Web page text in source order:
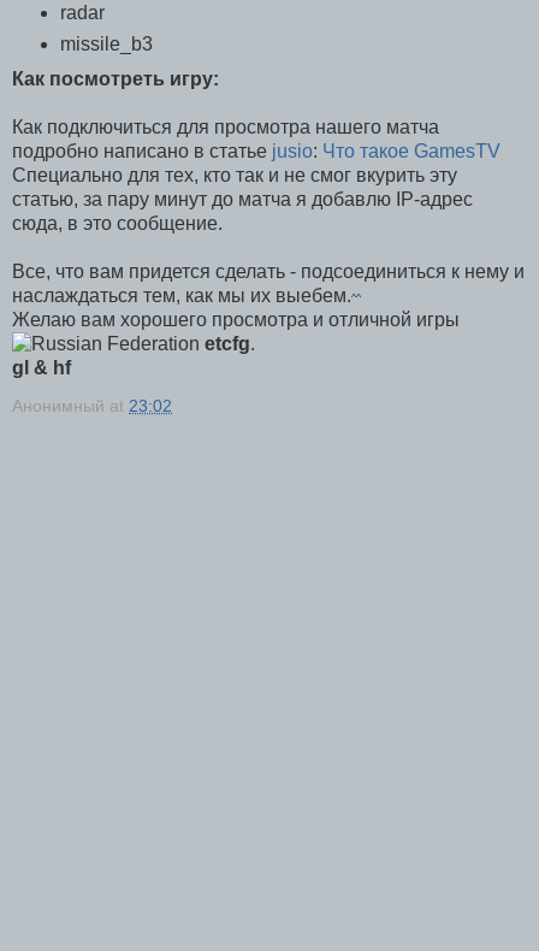
radar
missile_b3
Как посмотреть игру:
Как подключиться для просмотра нашего матча
подробно написано в статье jusio: Что такое GamesTV
Специально для тех, кто так и не смог вкурить эту
статью, за пару минут до матча я добавлю IP-адрес
сюда, в это сообщение.
Все, что вам придется сделать - подсоединиться к нему и
наслаждаться тем, как мы их выебем.^^
Желаю вам хорошего просмотра и отличной игры
etcfg.
gl & hf
Анонимный at 23:02